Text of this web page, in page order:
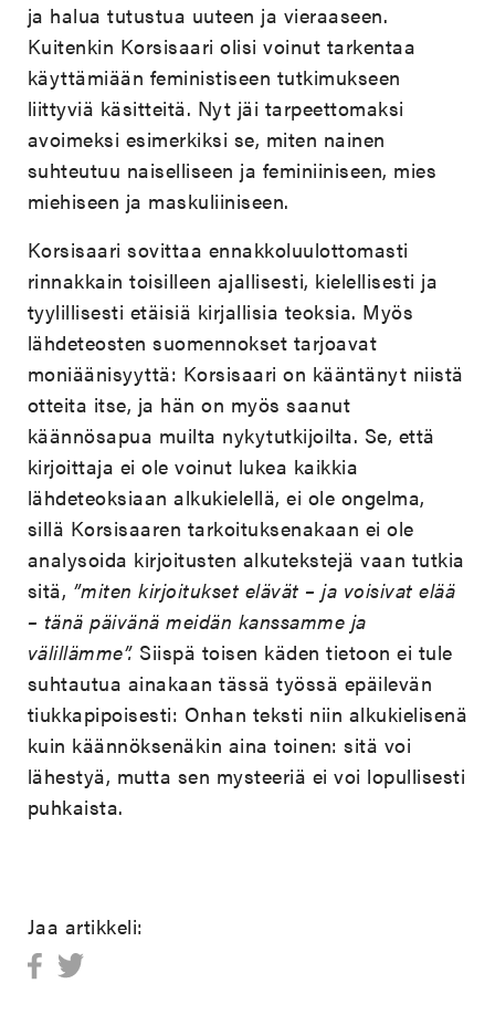
ja halua tutustua uuteen ja vieraaseen.
Kuitenkin Korsisaari olisi voinut tarkentaa
käyttämiään feministiseen tutkimukseen
liittyviä käsitteitä. Nyt jäi tarpeettomaksi
avoimeksi esimerkiksi se, miten nainen
suhteutuu naiselliseen ja feminiiniseen, mies
miehiseen ja maskuliiniseen.
Korsisaari sovittaa ennakkoluulottomasti
rinnakkain toisilleen ajallisesti, kielellisesti ja
tyylillisesti etäisiä kirjallisia teoksia. Myös
lähdeteosten suomennokset tarjoavat
moniäänisyyttä: Korsisaari on kääntänyt niistä
otteita itse, ja hän on myös saanut
käännösapua muilta nykytutkijoilta. Se, että
kirjoittaja ei ole voinut lukea kaikkia
lähdeteoksiaan alkukielellä, ei ole ongelma,
sillä Korsisaaren tarkoituksenakaan ei ole
analysoida kirjoitusten alkutekstejä vaan tutkia
sitä, ”miten kirjoitukset elävät – ja voisivat elää
– tänä päivänä meidän kanssamme ja
välillämme”. Siispä toisen käden tietoon ei tule
suhtautua ainakaan tässä työssä epäilevän
tiukkapipoisesti: Onhan teksti niin alkukielisenä
kuin käännöksenäkin aina toinen: sitä voi
lähestyä, mutta sen mysteeriä ei voi lopullisesti
puhkaista.
Jaa artikkeli: